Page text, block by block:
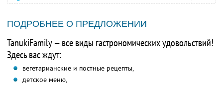
ПОДРОБНЕЕ О ПРЕДЛОЖЕНИИ
TanukiFamily — все виды гастрономических удовольствий!
Здесь вас ждут:
вегетарианские и постные рецепты,
детское меню,